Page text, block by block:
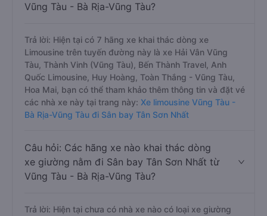
Vũng Tàu - Bà Rịa-Vũng Tàu?
Trả lời: Hiện tại có 7 hãng xe khai thác dòng xe
Limousine trên tuyến đường này là xe Hải Vân Vũng
Tàu, Thành Vinh (Vũng Tàu), Bến Thành Travel, Anh
Quốc Limousine, Huy Hoàng, Toàn Thắng - Vũng Tàu,
Hoa Mai, bạn có thể tham khảo thêm thông tin và đặt vé
các nhà xe này tại trang này: Xe limousine Vũng Tàu -
Bà Rịa-Vũng Tàu đi Sân bay Tân Sơn Nhất
Câu hỏi: Các hãng xe nào khai thác dòng
xe giường nằm đi Sân bay Tân Sơn Nhất từ
Vũng Tàu - Bà Rịa-Vũng Tàu?
Trả lời: Hiện tại chưa có nhà xe nào có loại xe giường